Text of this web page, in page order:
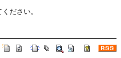
ださい。